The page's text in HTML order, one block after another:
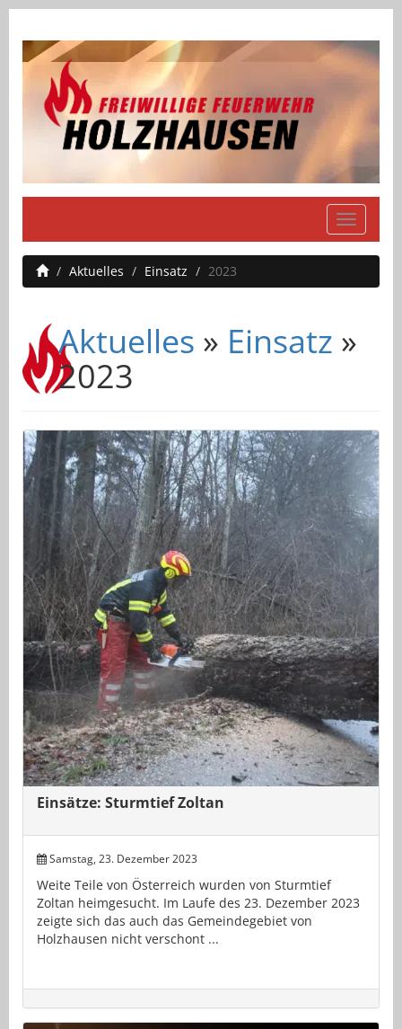
Aktuelles
Einsatz 2023
Aktuelles » Einsatz »
2023
Einsätze: Sturmtief Zoltan
Samstag, 23. Dezember 2023
Weite Teile von Österreich wurden von Sturmtief
Zoltan heimgesucht. Im Laufe des 23. Dezember 2023
zeigte sich das auch das Gemeindegebiet von
Holzhausen nicht verschont ...